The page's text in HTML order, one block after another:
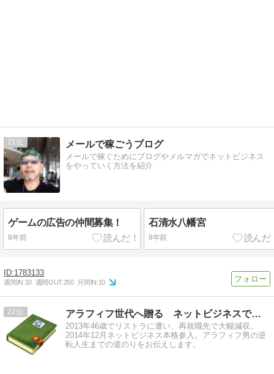
21 メールで稼ごうブログ
メールで稼ぐためにブログやメルマガでネットビジネス
をやっていく方法を紹介
ゲームの広告の仲間募集！
8年前
石清水八幡宮
8年前
1783133
週間IN:10 週間OUT:250 月間IN:10
22 アラフィフ世代へ贈る ネットビジネスで叶える理想の生き方
2013年46歳でリストラに遭い、再就職先で大幅減収。
2014年12月ネットビジネス本格参入。アラフィフ男の逆
転人生までの道のりをお伝えします。